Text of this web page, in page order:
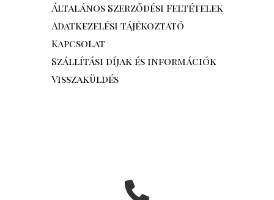
Általános Szerződési Feltételek
Adatkezelési tájékoztató
Kapcsolat
Szállítási díjak és információk
Visszaküldés